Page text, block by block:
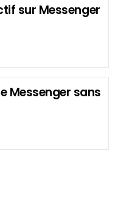
sur Messenger
Messenger sans